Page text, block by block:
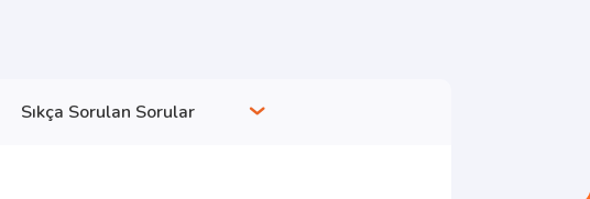
Sıkça Sorulan Sorular